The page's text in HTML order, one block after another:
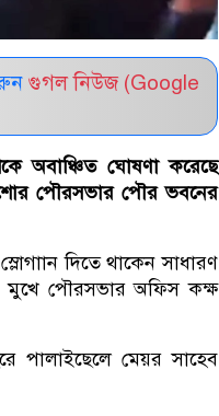
গুগল নিউজ (Google
অবাঞ্চিত ঘোষণা করেছে
পৌরসভার পৌর ভবনের
দিতে থাকেন সাধারণ
মুখে পৌরসভার অফিস কক্ষ
পালাইছেলে মেয়র সাহেব